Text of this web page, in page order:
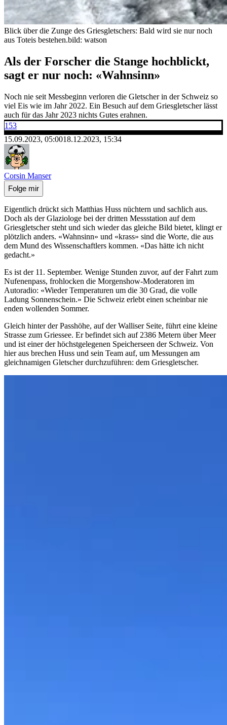
Blick über die Zunge des Griesgletschers: Bald wird sie nur noch
aus Toteis bestehen.bild: watson
Als der Forscher die Stange hochblickt,
sagt er nur noch: «Wahnsinn»
Noch nie seit Messbeginn verloren die Gletscher in der Schweiz so
viel Eis wie im Jahr 2022. Ein Besuch auf dem Griesgletscher lässt
auch für das Jahr 2023 nichts Gutes erahnen.
153
15.09.2023, 05:0018.12.2023, 15:34
Corsin Manser
Folge mir
Eigentlich drückt sich Matthias Huss nüchtern und sachlich aus.
Doch als der Glaziologe bei der dritten Messstation auf dem
Griesgletscher steht und sich wieder das gleiche Bild bietet, klingt er
plötzlich anders. «Wahnsinn» und «krass» sind die Worte, die aus
dem Mund des Wissenschaftlers kommen. «Das hätte ich nicht
gedacht.»
Es ist der 11. September. Wenige Stunden zuvor, auf der Fahrt zum
Nufenenpass, frohlocken die Morgenshow-Moderatoren im
Autoradio: «Wieder Temperaturen um die 30 Grad, die volle
Ladung Sonnenschein.» Die Schweiz erlebt einen scheinbar nie
enden wollenden Sommer.
Gleich hinter der Passhöhe, auf der Walliser Seite, führt eine kleine
Strasse zum Griessee. Er befindet sich auf 2386 Metern über Meer
und ist einer der höchstgelegenen Speicherseen der Schweiz. Von
hier aus brechen Huss und sein Team auf, um Messungen am
gleichnamigen Gletscher durchzuführen: dem Griesgletscher.